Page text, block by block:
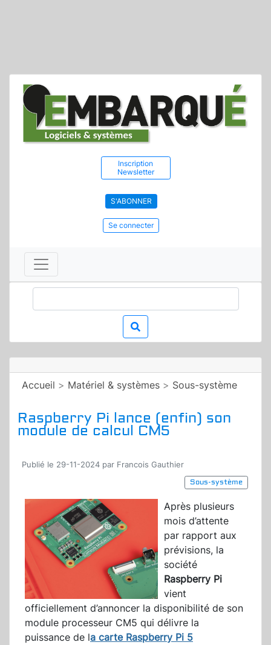
Inscription
Newsletter
S'ABONNER
Se connecter
Accueil > Matériel & systèmes > Sous-système
Raspberry Pi lance (enfin) son
module de calcul CM5
Publié le 29-11-2024 par Francois Gauthier
Sous-système
Après plusieurs
mois d’attente
par rapport aux
prévisions, la
société
Raspberry Pi
vient
officiellement d’annoncer la disponibilité de son
module processeur CM5 qui délivre la
puissance de la carte Raspberry Pi 5